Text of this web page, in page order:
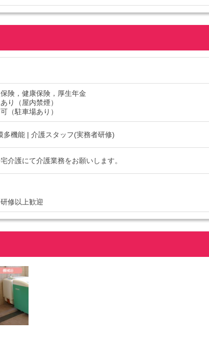
険，健康保険，厚生年金
り（屋内禁煙）
（駐車場あり）
多機能 | 介護スタッフ(実務者研修)
介護にて介護業務をお願いします。
修以上歓迎